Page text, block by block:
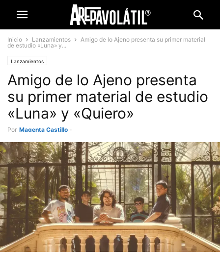
Inicio Lanzamientos
Amigo de lo Ajeno presenta su primer material
de estudio «Luna» y...
Lanzamientos
Amigo de lo Ajeno presenta
su primer material de estudio
«Luna» y «Quiero»
Por Magenta Castillo -